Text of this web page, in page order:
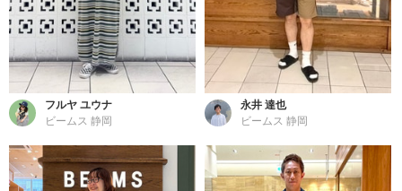
フルヤ ユウナ
ビームス 静岡
永井 達也
ビームス 静岡